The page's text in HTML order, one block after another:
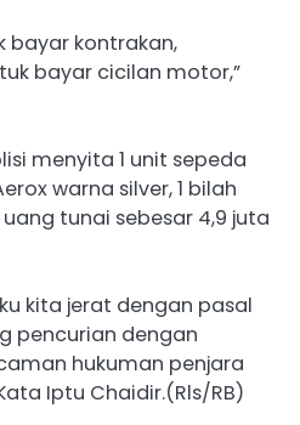
bayar kontrakan,
bayar cicilan motor,”
menyita 1 unit sepeda
warna silver, 1 bilah
tunai sebesar 4,9 juta
kita jerat dengan pasal
pencurian dengan
hukuman penjara
Iptu Chaidir.(Rls/RB)